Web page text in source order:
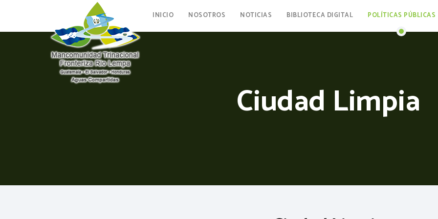
INICIO NOSOTROS NOTICIAS BIBLIOTECA DIGITAL POLÍTICAS PÚBLICAS
Ciudad Limpia